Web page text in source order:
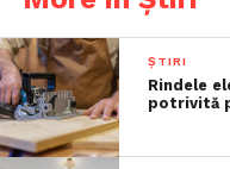
ȘTIRI
Rindele
potrivită